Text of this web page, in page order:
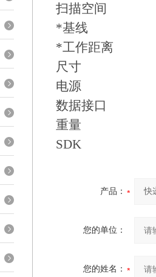
扫描空间
*基
*工作距
尺寸
电源
数据接口
重
SDK
产品：
您的单位：
您的姓名：